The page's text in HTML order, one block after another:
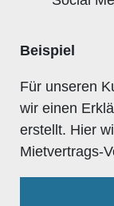
Beispiel
Für unseren
wir einen
erstellt. Hier
Mietvertrags-